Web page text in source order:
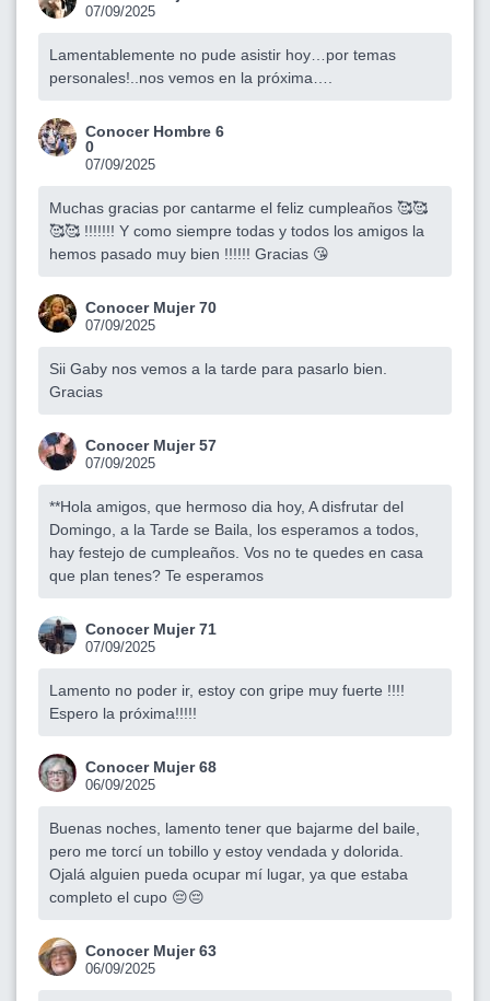
07/09/2025
Lamentablemente no pude asistir hoy…por temas
personales!..nos vemos en la próxima….
Conocer Hombre 6
0
07/09/2025
Muchas gracias por cantarme el feliz cumpleaños 🥰🥰
🥰🥰 !!!!!!! Y como siempre todas y todos los amigos la
hemos pasado muy bien !!!!!! Gracias 😘
Conocer Mujer 70
07/09/2025
Sii Gaby nos vemos a la tarde para pasarlo bien.
Gracias
Conocer Mujer 57
07/09/2025
**Hola amigos, que hermoso dia hoy, A disfrutar del
Domingo, a la Tarde se Baila, los esperamos a todos,
hay festejo de cumpleaños. Vos no te quedes en casa
que plan tenes? Te esperamos
Conocer Mujer 71
07/09/2025
Lamento no poder ir, estoy con gripe muy fuerte !!!!
Espero la próxima!!!!!
Conocer Mujer 68
06/09/2025
Buenas noches, lamento tener que bajarme del baile,
pero me torcí un tobillo y estoy vendada y dolorida.
Ojalá alguien pueda ocupar mí lugar, ya que estaba
completo el cupo 😔😔
Conocer Mujer 63
06/09/2025